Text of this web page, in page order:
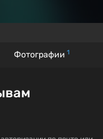
Фотографии 1